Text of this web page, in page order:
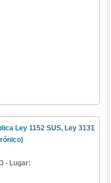
Ley 1152 SUS, Ley 3131
- Lugar: